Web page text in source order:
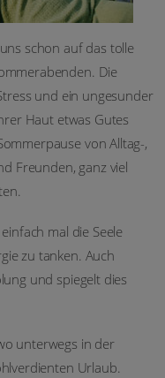
schon auf das tolle
Die
und ein ungesunder
Haut etwas Gutes
von Alltag-,
Freunden, ganz viel
mal die Seele
zu tanken. Auch
und spiegelt dies
unterwegs in der
Urlaub.